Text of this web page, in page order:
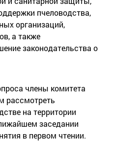
пчеловодства,
организаций,
а также
законодательства о
члены комитета
рассмотреть
на территории
заседании
в первом чтении.